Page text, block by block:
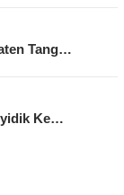
Tang…
Ke…